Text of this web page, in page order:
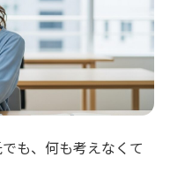
も、何も考えなくて